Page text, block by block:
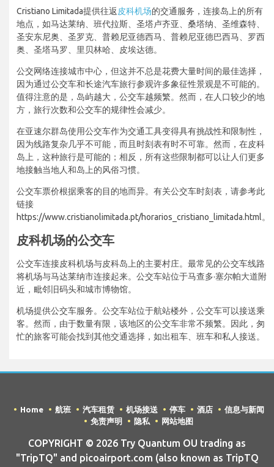
Cristiano Limitada提供往返 皮科机场的交通服务，连接岛上的所有
地点，如马达莱纳、班代拉斯、圣塔卢齐亚、桑塔纳、圣维森特、
圣安东尼奥、圣罗克、普赖尼亚德西马、普赖尼亚德巴西马、罗西
奥、圣塔马罗、里贝林哈、皮埃达德。
公交网络连接城市中心，但这并不总是花费大量时间的最佳选择，
因为通过公交车和长途汽车旅行参观许多象征性景观是不可能的。
值得注意的是，岛屿越大，公交车越频繁。然而，在人口较少的地
方，旅行次数和公交车的规律性会减少。
在亚速尔群岛使用公交车作为交通工具变得具有挑战性和限制性，
因为线路复杂几乎不可能，而且时刻表有时不可靠。然而，在皮科
岛上，这种旅行是可能的；相反，所有这些限制都可以让人们更多
地接触当地人和岛上的风俗习惯。
公交车票价根据乘客的目的地而异。有关公交车时刻表，请参考此
链接
https://www.cristianolimitada.pt/horarios_cristiano_limitada.html。
皮科机场的公交车
公交车连接皮科机场与皮科岛上的主要村庄。最常见的公交车线路
将机场与马达莱纳市连接起来。公交车站位于马查多·塞尔帕大道附
近，毗邻旧码头和城市博物馆。
机场提供公交车服务。公交车站位于航站楼外，公交车可以接送乘
客。然而，由于数量有限，该地区的公交车非常不频繁。因此，匆
忙的旅客可能会找到其他交通选择，如出租车、班车和私人接送。
Home 航班 汽车租赁 机场接送 停车 酒店
信息与新闻
免责声明
隐私 网站地图
COPYRIGHT © 2026 Try Quantum OU trading as
"TripTQ" and picoairport.com (also known as TripTQ